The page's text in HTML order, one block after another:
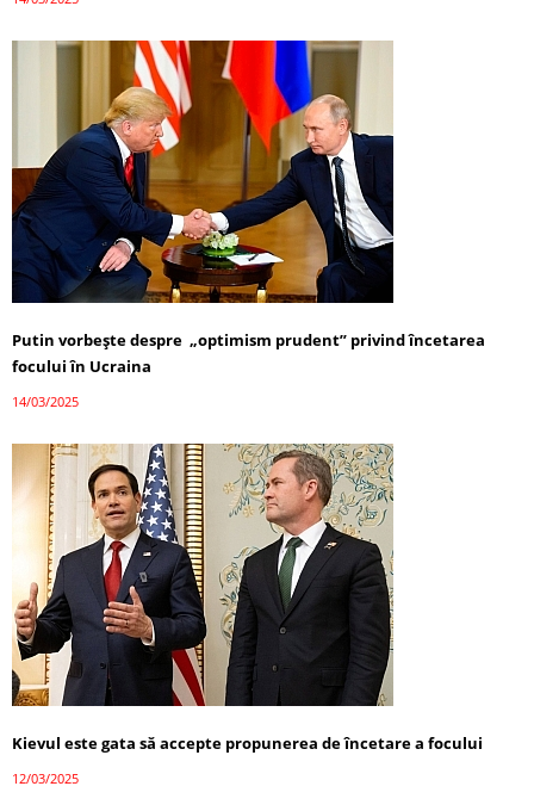
Putin vorbește despre „optimism prudent” privind încetarea
focului în Ucraina
14/03/2025
Kievul este gata să accepte propunerea de încetare a focului
12/03/2025